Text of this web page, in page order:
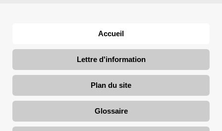
Accueil
Lettre d'information
Plan du site
Glossaire